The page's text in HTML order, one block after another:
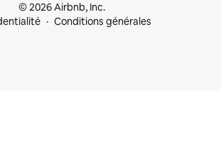
© 2026 Airbnb, Inc.
Conditions générales